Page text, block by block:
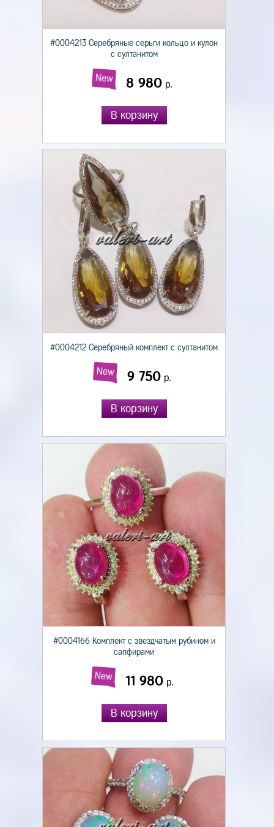
#0004213 Серебряные серьги кольцо и кулон
с султанитом
New 8 980 р.
В корзину
#0004212 Серебряный комплект с султанитом
New 9 750 р.
В корзину
#0004166 Комплект с звездчатым рубином и
сапфирами
New 11 980р.
В корзину